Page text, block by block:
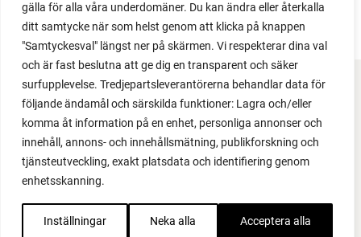
gälla för alla våra underdomäner. Du kan ändra eller återkalla
ditt samtycke när som helst genom att klicka på knappen
"Samtyckesval" längst ner på skärmen. Vi respekterar dina val
och är fast beslutna att ge dig en transparent och säker
surfupplevelse. Tredjepartsleverantörerna behandlar data för
följande ändamål och särskilda funktioner: Lagra och/eller
komma åt information på en enhet, personliga annonser och
innehåll, annons- och innehållsmätning, publikforskning och
tjänsteutveckling, exakt platsdata och identifiering genom
enhetsskanning.
Inställningar Neka alla Acceptera alla
FACEBOOK
YOUTUBE